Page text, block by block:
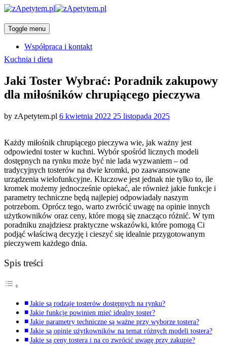
Toggle menu
Współpraca i kontakt
Categories
Kuchnia i dieta
Jaki Toster Wybrać: Poradnik zakupowy
dla miłośników chrupiącego pieczywa
by zApetytem.pl Posted
6 kwietnia 2022 25 listopada 2025
Każdy miłośnik chrupiącego pieczywa wie, jak ważny jest
odpowiedni toster w kuchni. Wybór spośród licznych modeli
dostępnych na rynku może być nie lada wyzwaniem – od
tradycyjnych tosterów na dwie kromki, po zaawansowane
urządzenia wielofunkcyjne. Kluczowe jest jednak nie tylko to, ile
kromek możemy jednocześnie opiekać, ale również jakie funkcje i
parametry techniczne będą najlepiej odpowiadały naszym
potrzebom. Oprócz tego, warto zwrócić uwagę na opinie innych
użytkowników oraz ceny, które mogą się znacząco różnić. W tym
poradniku znajdziesz praktyczne wskazówki, które pomogą Ci
podjąć właściwą decyzję i cieszyć się idealnie przygotowanym
pieczywem każdego dnia.
Spis treści
Jakie są rodzaje tosterów dostępnych na rynku?
Jakie funkcje powinien mieć idealny toster?
Jakie parametry techniczne są ważne przy wyborze tostera?
Jakie są opinie użytkowników na temat różnych modeli tostera?
Jakie są ceny tostera i na co zwrócić uwagę przy zakupie?